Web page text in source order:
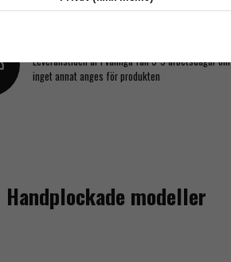
Leveranstiden är i vanliga fall 3-5 arbetsdagar om
inget annat anges för produkten
Handplockade modeller